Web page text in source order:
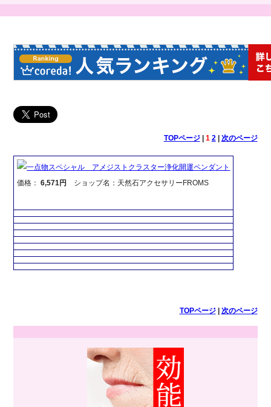
TOPページ| 1 2| 次のページ
一点物スペシャル アメジストクラスター浄化開運ペンダント
価格：6,571円 ショップ名：天然石アクセサリーFROMS
TOPページ| 次のページ